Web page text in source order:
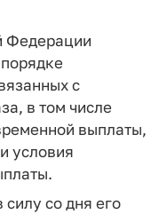
Федерации
с
в том числе
выплаты,
условия
со дня его